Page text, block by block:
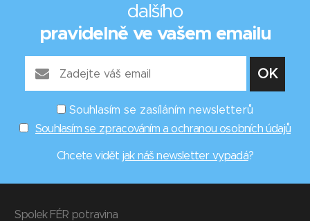
dalšího
pravidelně ve vašem emailu
Souhlasím se zasíláním newsletterů
Souhlasím se zpracováním a ochranou osobních údajů
Chcete vidět jak náš newsletter vypadá?
Spolek FÉR potravina